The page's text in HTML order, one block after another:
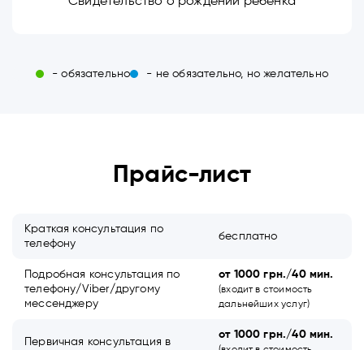
- обязательно - не обязательно, но желательно
Прайс-лист
Краткая консультация по
телефону
бесплатно
Подробная консультация по
телефону/Viber/другому
мессенджеру
от 1000 грн./40 мин.
(входит в стоимость
дальнейших услуг)
Первичная консультация в
от 1000 грн./40 мин.